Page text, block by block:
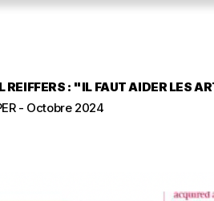
REIFFERS : "IL FAUT AIDER LES
- Octobre 2024